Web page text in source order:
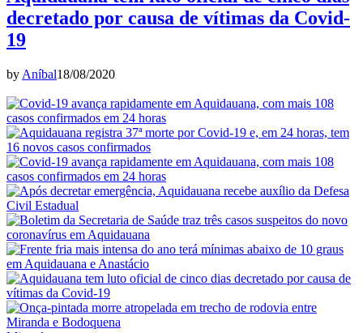
decretado por causa de vítimas da Covid-
19
by Aníbal18/08/2020